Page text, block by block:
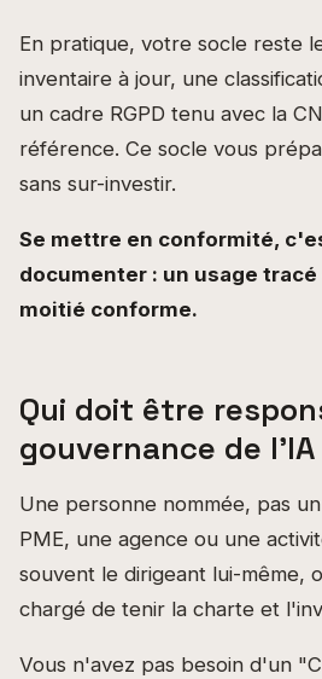
En pratique, votre socle reste
inventaire à jour, une
un cadre RGPD tenu avec la
référence. Ce socle vous
sans sur-investir.
Se mettre en conformité,
documenter : un usage
moitié conforme.
Qui doit être
gouvernance de l'IA
Une personne nommée, pas
PME, une agence ou une
souvent le dirigeant lui-même,
chargé de tenir la charte et
Vous n'avez pas besoin d'un